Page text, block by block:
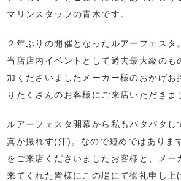
マリンスタッフの青木です。
２年ぶりの開催となったルアーフェスタ
当店店内イベントとして過去最大級のも
加くださいましたメーカー様のおかげお
りたくさんのお客様にご来店いただきま
ルアーフェスタ開幕から私もバタバタし
真が撮れず(汗)。なので短めではありま
をご来店くださいましたお客様と、メー
来てくれた皆様にこの場にて御礼申し上